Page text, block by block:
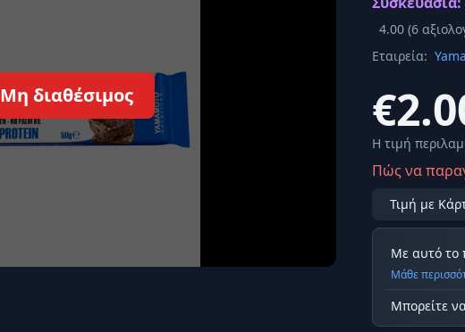
Προβολή όλων των
Μη διαθέσιμος
4.00 (6
Εταιρεία:
Η τιμή
Πώς να
Τιμή με
Με αυτό το
Μάθε
Μπορείτε
Σύνδεση
Εγγραφείτε
Επιστροφή